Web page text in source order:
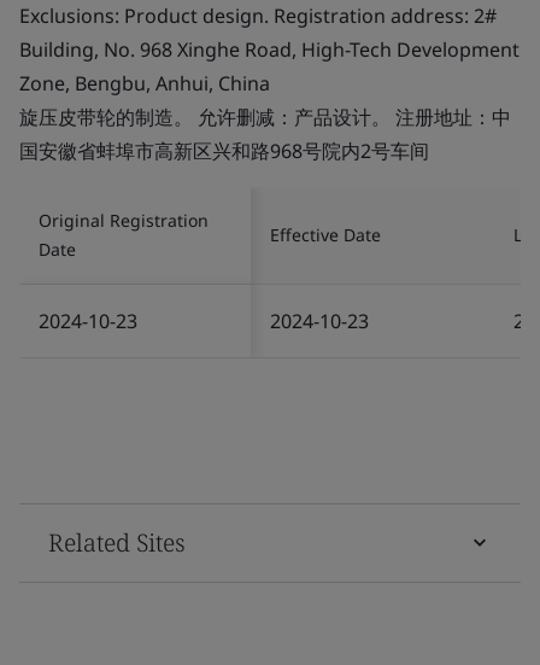
Exclusions: Product design. Registration address: 2#
Building, No. 968 Xinghe Road, High-Tech Development
Zone, Bengbu, Anhui, China
旋压皮带轮的制造。 允许删减：产品设计。 注册地址：中
国安徽省蚌埠市高新区兴和路968号院内2号车间
Original Registration
Date
Effective Date
2024-10-23 2024-10-23
Related Sites